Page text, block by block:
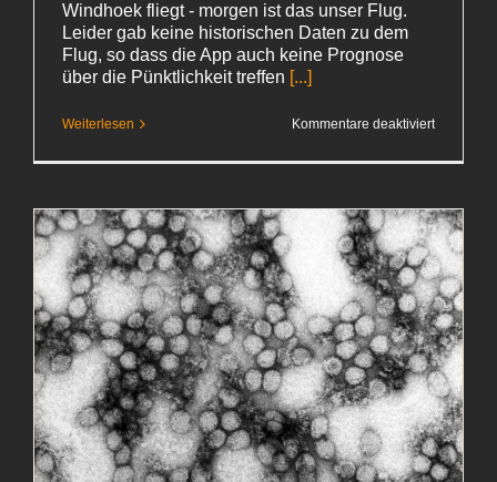
Windhoek fliegt - morgen ist das unser Flug.
Leider gab keine historischen Daten zu dem
Flug, so dass die App auch keine Prognose
über die Pünktlichkeit treffen [...]
Weiterlesen Kommentare deaktiviertfür